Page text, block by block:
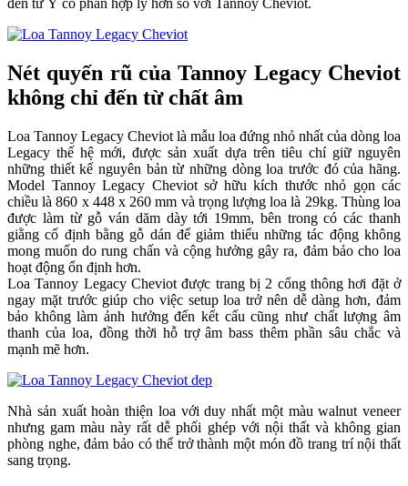
đến từ Ý có phần hợp lý hơn so với Tannoy Cheviot.
Nét quyến rũ của Tannoy Legacy Cheviot
không chỉ đến từ chất âm
Loa Tannoy Legacy Cheviot là mẫu loa đứng nhỏ nhất của dòng loa
Legacy thế hệ mới, được sản xuất dựa trên tiêu chí giữ nguyên
những thiết kế nguyên bản từ những dòng loa trước đó của hãng.
Model Tannoy Legacy Cheviot sở hữu kích thước nhỏ gọn các
chiều là 860 x 448 x 260 mm và trọng lượng loa là 29kg. Thùng loa
được làm từ gỗ ván dăm dày tới 19mm, bên trong có các thanh
giằng cố định bằng gỗ dán để giảm thiểu những tác động không
mong muốn do rung chấn và cộng hưởng gây ra, đảm bảo cho loa
hoạt động ổn định hơn.
Loa Tannoy Legacy Cheviot được trang bị 2 cổng thông hơi đặt ở
ngay mặt trước giúp cho việc setup loa trở nên dễ dàng hơn, đảm
bảo không làm ảnh hưởng đến kết cấu cũng như chất lượng âm
thanh của loa, đồng thời hỗ trợ âm bass thêm phần sâu chắc và
mạnh mẽ hơn.
Nhà sản xuất hoàn thiện loa với duy nhất một màu walnut veneer
nhưng gam màu này rất dễ phối ghép với nội thất và không gian
phòng nghe, đảm bảo có thể trở thành một món đồ trang trí nội thất
sang trọng.